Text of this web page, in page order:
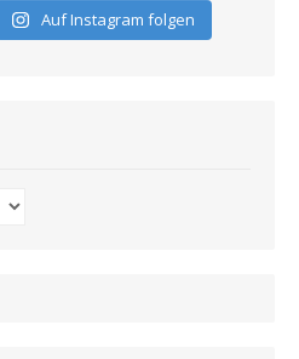
Auf Instagram folgen